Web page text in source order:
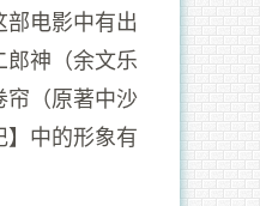
电影中有出
神（余文乐
帘（原著中沙
中的形象有